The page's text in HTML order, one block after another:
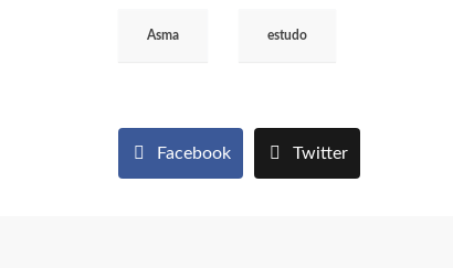
Asma estudo
Facebook Twitter